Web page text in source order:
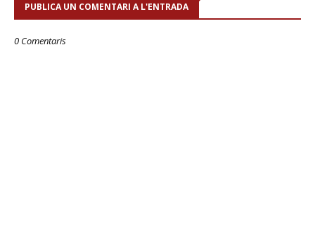
PUBLICA UN COMENTARI A L'ENTRADA
0 Comentaris